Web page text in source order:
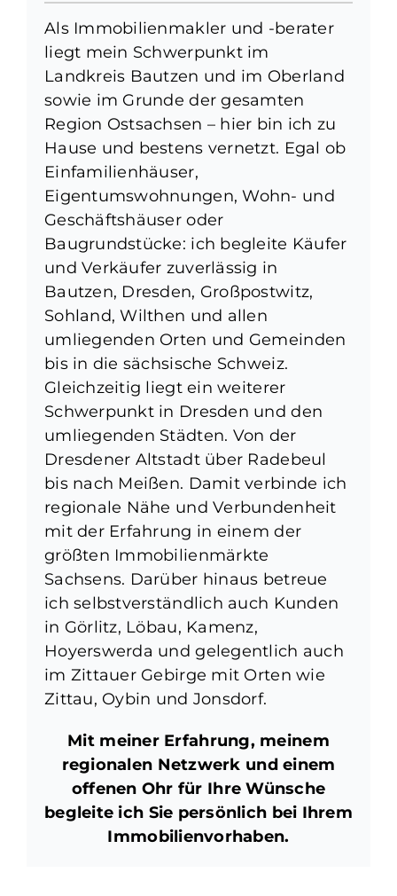
Als Immobilienmakler und -berater
liegt mein Schwerpunkt im
Landkreis Bautzen und im Oberland
sowie im Grunde der gesamten
Region Ostsachsen – hier bin ich zu
Hause und bestens vernetzt. Egal ob
Einfamilienhäuser,
Eigentumswohnungen, Wohn- und
Geschäftshäuser oder
Baugrundstücke: ich begleite Käufer
und Verkäufer zuverlässig in
Bautzen, Dresden, Großpostwitz,
Sohland, Wilthen und allen
umliegenden Orten und Gemeinden
bis in die sächsische Schweiz.
Gleichzeitig liegt ein weiterer
Schwerpunkt in Dresden und den
umliegenden Städten. Von der
Dresdener Altstadt über Radebeul
bis nach Meißen. Damit verbinde ich
regionale Nähe und Verbundenheit
mit der Erfahrung in einem der
größten Immobilienmärkte
Sachsens. Darüber hinaus betreue
ich selbstverständlich auch Kunden
in Görlitz, Löbau, Kamenz,
Hoyerswerda und gelegentlich auch
im Zittauer Gebirge mit Orten wie
Zittau, Oybin und Jonsdorf.
Mit meiner Erfahrung, meinem
regionalen Netzwerk und einem
offenen Ohr für Ihre Wünsche
begleite ich Sie persönlich bei Ihrem
Immobilienvorhaben.